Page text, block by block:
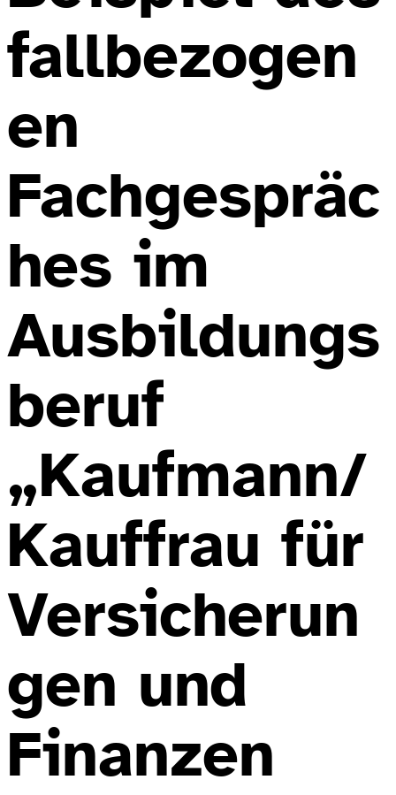
fallbezogen
en
Fachgespräc
hes im
Ausbildungs
beruf
„Kaufmann/
Kauffrau für
Versicherun
gen und
Finanzen